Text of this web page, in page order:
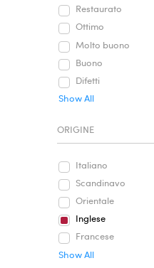
Restaurato
Ottimo
Molto buono
Buono
Difetti
Show All
ORIGINE
Italiano
Scandinavo
Orientale
Inglese
Francese
Show All